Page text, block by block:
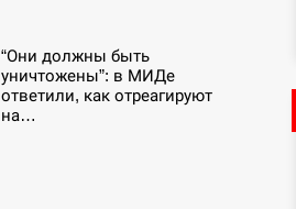
“Они должны быть
уничтожены”: в МИДе
ответили, как отреагируют
на…